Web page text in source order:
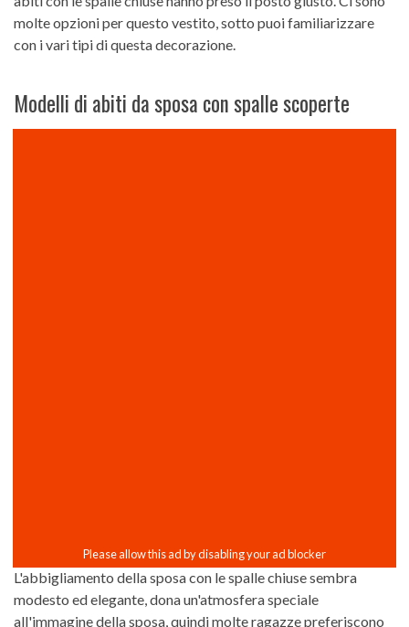
molte opzioni per questo vestito, sotto puoi familiarizzare
con i vari tipi di questa decorazione.
Modelli di abiti da sposa con spalle scoperte
L'abbigliamento della sposa con le spalle chiuse sembra
modesto ed elegante, dona un'atmosfera speciale
all'immagine della sposa, quindi molte ragazze preferiscono